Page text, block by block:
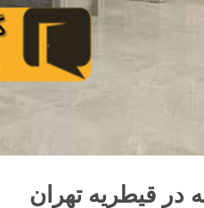
در قیطریه تهران